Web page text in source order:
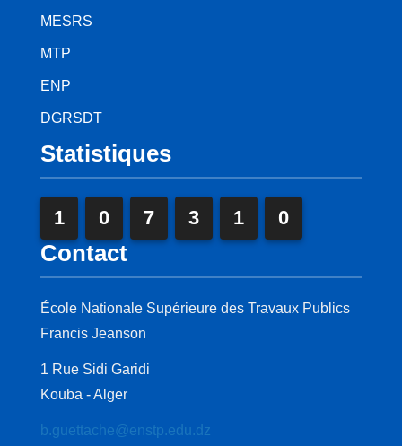
MESRS
MTP
ENP
DGRSDT
Statistiques
1 0 7 3 1 0
Contact
École Nationale Supérieure des Travaux Publics
Francis Jeanson
1 Rue Sidi Garidi
Kouba - Alger
b.guettache@enstp.edu.dz